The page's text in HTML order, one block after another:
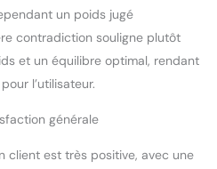
un poids jugé
contradiction souligne plutôt
et un équilibre optimal, rendant
l’utilisateur.
générale
client est très positive, avec une